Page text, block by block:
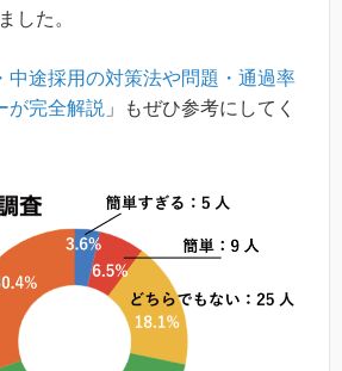
した。
中途採用の対策法や問題・通過率
が完全解説 」もぜひ参考にしてく